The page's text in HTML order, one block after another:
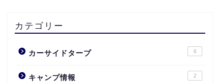
カテゴリー
カーサイドタープ 6
キャンプ情報 2